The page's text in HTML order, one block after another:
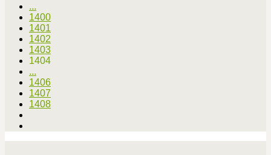
...
1400
1401
1402
1403
1404
...
1406
1407
1408